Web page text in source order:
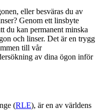
eller besväras du av
Genom ett linsbyte
du kan permanent minska
och linser. Det är en trygg
till vår
av dina ögon inför
(RLE), är en av världens